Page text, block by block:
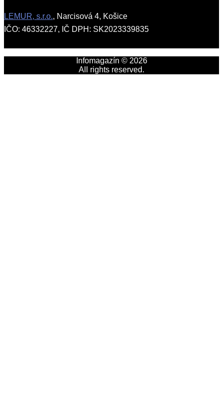
LEMUR, s.r.o., Narcisová 4, Košice
IČO: 46332227, IČ DPH: SK2023339835
Infomagazín © 2026
All rights reserved.